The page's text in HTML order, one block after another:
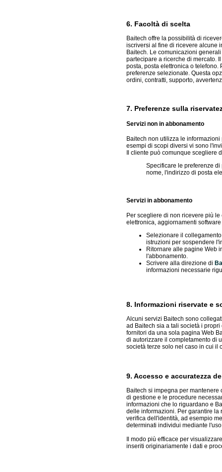
6. Facoltà di scelta
Baitech offre la possibilità di
iscriversi al fine di ricevere alcune
Baitech. Le comunicazioni
partecipare a ricerche di mercato.
posta, posta elettronica o
preferenze selezionate. Questa
ordini, contratti, supporto,
7. Preferenze sulla
Servizi non in abbonamento
Baitech non utilizza le
esempi di scopi diversi vi sono
Il cliente può comunque
Specificare le preferenze
nome, l'indirizzo di posta
Servizi in abbonamento
Per scegliere di non ricevere più
elettronica, aggiornamenti
Selezionare il
istruzioni per sospendere
Ritornare alle pagine Web
l'abbonamento.
Scrivere alla direzione di
informazioni necessarie
8. Informazioni riservate e
Alcuni servizi Baitech sono
ad Baitech sia a tali società i
fornitori da una sola pagina Web
di autorizzare il completamento di
società terze solo nel caso in cui il
9. Accesso e accuratezza
Baitech si impegna per
di gestione e le procedure
informazioni che lo riguardano e
delle informazioni. Per garantire la
verifica dell'identità, ad esempio
determinati individui mediante
Il modo più efficace per
inseriti originariamente i dati e